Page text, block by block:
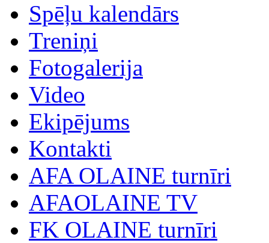
Spēļu kalendārs
Treniņi
Fotogalerija
Video
Ekipējums
Kontakti
AFA OLAINE turnīri
AFAOLAINE TV
FK OLAINE turnīri